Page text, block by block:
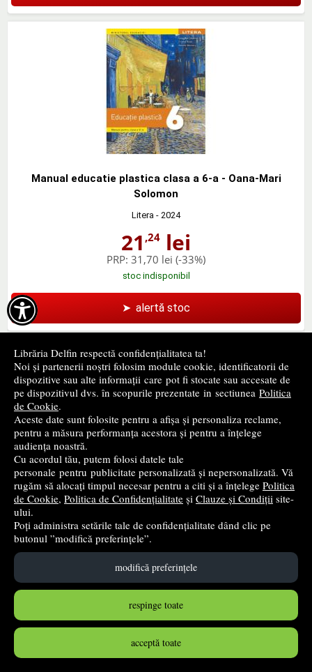

Librăria Delfin respectă confidențialitatea ta!
Noi și partenerii noștri folosim module cookie, identificatorii de
dispozitive sau alte informații care pot fi stocate sau accesate de
pe dispozitivul dvs. în scopurile prezentate in sectiunea Politica
de Cookie.
Aceste date sunt folosite pentru a afișa și personaliza reclame,
pentru a măsura performanța acestora și pentru a înțelege
audiența noastră.
Cu acordul tău, putem folosi datele tale
personale pentru publicitate personalizată și nepersonalizată. Vă
rugăm să alocați timpul necesar pentru a citi și a înțelege Politica
de Cookie, Politica de Confidențialitate și Clauze și Condiții site-
ului.
Poți administra setările tale de confidențialitate dând clic pe
butonul ”modifică preferințele”.
modifică preferințele
respinge toate
acceptă toate
Manual educatie plastica clasa a 6-a - Oana-Mari
Solomon
Litera - 2024
21 ,24 lei
PRP: 31,70 lei (-33%)
stoc indisponibil
➤ alertă stoc
Educatie plastica. Manual in limba germana. Clasa a 6-a
Litera- 2019
28,26lei
42,18 lei (-33%)
stoc indisponibil
➤ alertă stoc